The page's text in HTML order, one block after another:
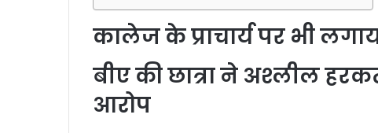
कालेज के प्राचार्य पर भी
बीए की छात्रा ने अश्लील
आरोप